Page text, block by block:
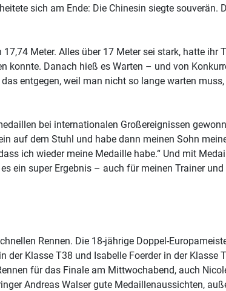
sich am Ende: Die Chinesin siegte souverän.
Meter. Alles über 17 Meter sei stark, hatte ihr
Danach hieß es Warten – und von
entgegen, weil man nicht so lange warten
bei internationalen Großereignissen
auf dem Stuhl und habe dann meinen Sohn
ich wieder meine Medaille habe.“ Und mit
ein super Ergebnis – auch für meinen Trainer
Rennen. Die 18-jährige Doppel-
Klasse T38 und Isabelle Foerder in der Klasse
für das Finale am Mittwochabend, auch
Andreas Walser gute Medaillenaussichten,